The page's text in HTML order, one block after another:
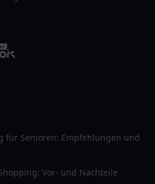
für Senioren: Empfehlungen und
Vor- und Nachteile